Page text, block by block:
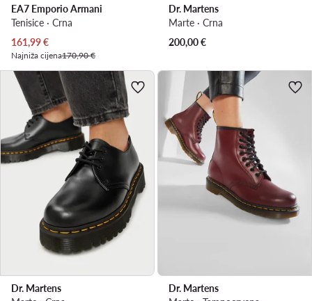
EA7 Emporio Armani
Tenisice · Crna
Trenutna cijena
161,99€
Najniža cijena170,90 €
Dr. Martens
Marte · Crna
200,00€
Dr. Martens
Dr. Martens